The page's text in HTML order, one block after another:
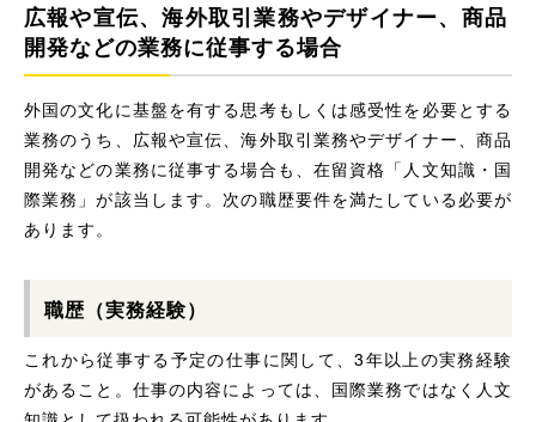
広報や宣伝、海外取引業務やデザイナー、商品
開発などの業務に従事する場合
外国の文化に基盤を有する思考もしくは感受性を必要とする
業務のうち、広報や宣伝、海外取引業務やデザイナー、商品
開発などの業務に従事する場合も、在留資格「人文知識・国
際業務」が該当します。次の職歴要件を満たしている必要が
あります。
職歴（実務経験）
これから従事する予定の仕事に関して、3年以上の実務経験
があること。仕事の内容によっては、国際業務ではなく人文